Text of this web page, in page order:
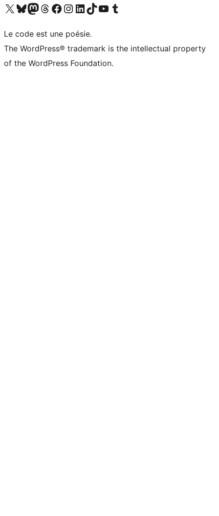
Visitez notre compte X (précédemment Twitter)
Visiter notre compte Bluesky
Visiter notre compte Mastodon
Visiter notre compte Threads
Consulter notre compte Facebook
Consulter notre compte Instagram
Consulter notre compte LinkedIn
Visiter notre compte TokTok
Visiter notre chaîne YouTube
Visiter notre compte Tumblr
Le code est une poésie.
The WordPress® trademark is the intellectual property
of the WordPress Foundation.